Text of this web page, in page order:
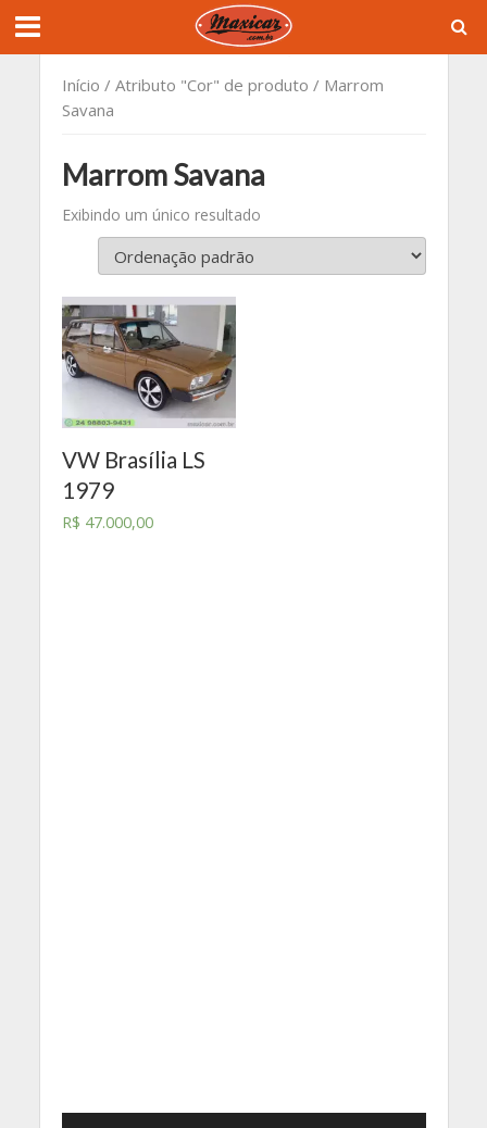
Início / Atributo "Cor" de produto / Marrom
Savana
Marrom Savana
Exibindo um único resultado
VW Brasília LS
1979
R$ 47.000,00